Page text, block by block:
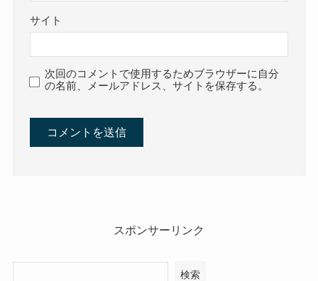
サイト
次回のコメントで使用するためブラウザーに自分
の名前、メールアドレス、サイトを保存する。
スポンサーリンク
検索